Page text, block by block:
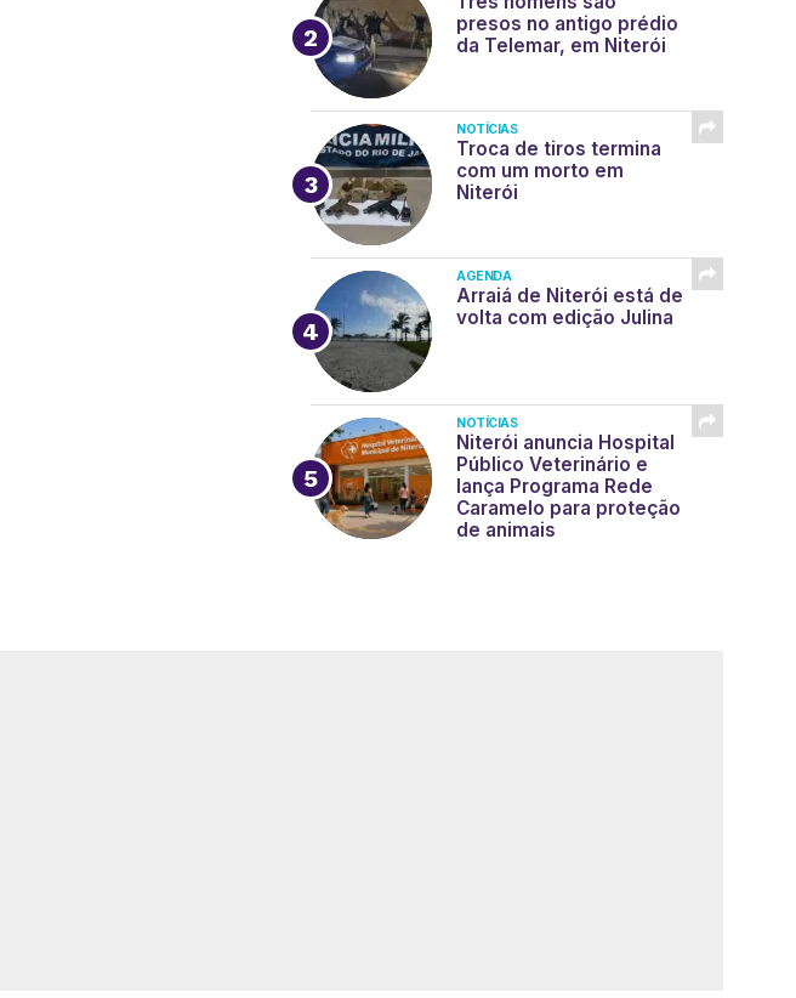
presos no antigo prédio
da Telemar, em Niterói
NOTÍCIAS
Troca de tiros termina
com um morto em
Niterói
AGENDA
Arraiá de Niterói está de
volta com edição Julina
NOTÍCIAS
Niterói anuncia Hospital
Público Veterinário e
lança Programa Rede
Caramelo para proteção
de animais